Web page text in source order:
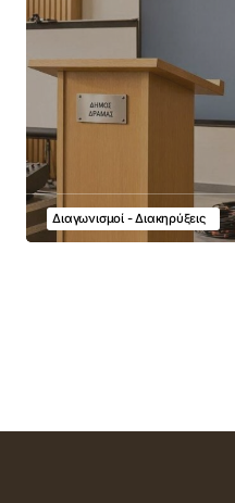
Διαγωνισμοί - Διακηρύξεις